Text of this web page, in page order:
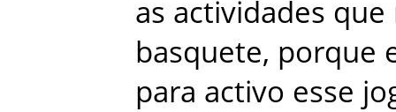
as actividades que
basquete, porque
para activo esse